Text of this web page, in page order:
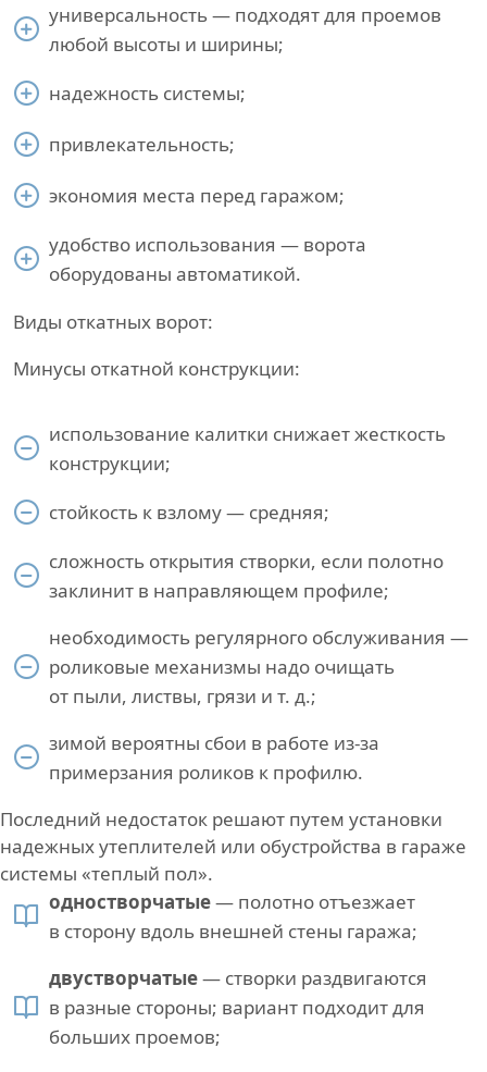
универсальность — подходят для проемов
любой высоты и ширины;
надежность системы;
привлекательность;
экономия места перед гаражом;
удобство использования — ворота
оборудованы автоматикой.
Виды откатных ворот:
Минусы откатной конструкции:
использование калитки снижает жесткость
конструкции;
стойкость к взлому — средняя;
сложность открытия створки, если полотно
заклинит в направляющем профиле;
необходимость регулярного обслуживания —
роликовые механизмы надо очищать
от пыли, листвы, грязи и т. д.;
зимой вероятны сбои в работе из-за
примерзания роликов к профилю.
Последний недостаток решают путем установки
надежных утеплителей или обустройства в гараже
системы «теплый пол».
одностворчатые— полотно отъезжает
в сторону вдоль внешней стены гаража;
двустворчатые— створки раздвигаются
в разные стороны; вариант подходит для
больших проемов;